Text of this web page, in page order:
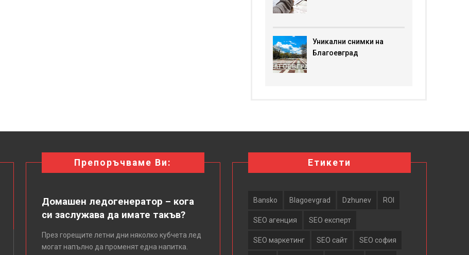
Уникални снимки на
Благоевград
Препоръчваме Ви:
Домашен ледогенератор – кога
си заслужава да имате такъв?
През горещите летни дни няколко кубчета лед
могат напълно да променят една напитка.
Етикети
Bansko Blagoevgrad Dzhunev ROI
SEO агенция SEO експерт
SEO маркетинг SEO сайт SEO софия